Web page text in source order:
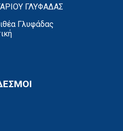
ΓΛΥΦΑΔΑΣ
Γλυφάδας